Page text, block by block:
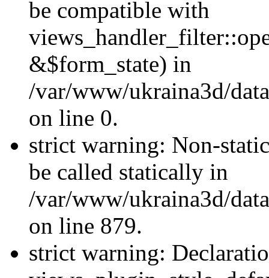
be compatible with
&$form_state) in
/var/www/ukraina3d/
on line 0.
strict warning: Non-
be called statically in
/var/www/ukraina3d/
on line 879.
strict warning: